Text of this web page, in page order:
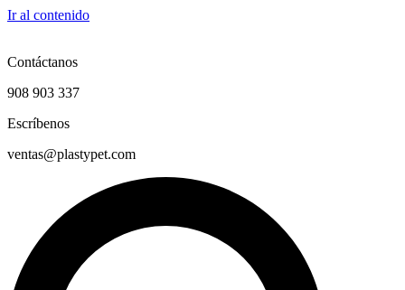
Ir al contenido
Contáctanos
908 903 337
Escríbenos
ventas@plastypet.com